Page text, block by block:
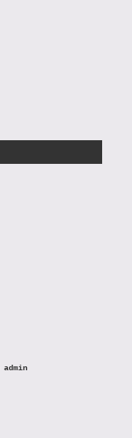
admin